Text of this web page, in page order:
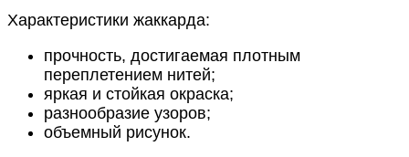
Характеристики жаккарда:
прочность, достигаемая плотным
переплетением нитей;
яркая и стойкая окраска;
разнообразие узоров;
объемный рисунок.